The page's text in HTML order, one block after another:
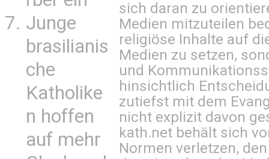
Junge
brasilianis
che
Katholike
n hoffen
auf mehr
sich daran zu
Medien mitzuteilen
religiöse Inhalte auf
Medien zu setzen,
und
hinsichtlich
zutiefst mit dem
nicht explizit davon
kath.net behält sich
Normen verletzen,